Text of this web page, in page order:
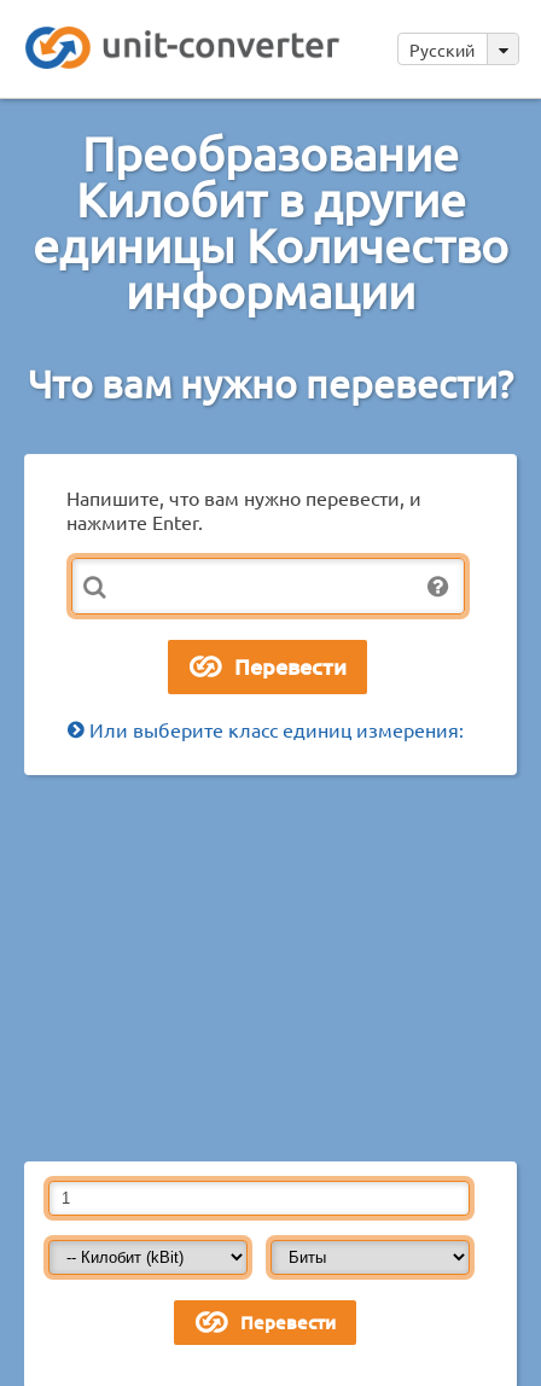
Русский
Преобразование
Килобит в другие
единицы Количество
информации
Что вам нужно перевести?
Напишите, что вам нужно перевести, и
нажмите Enter.
Или выберите класс единиц измерения: